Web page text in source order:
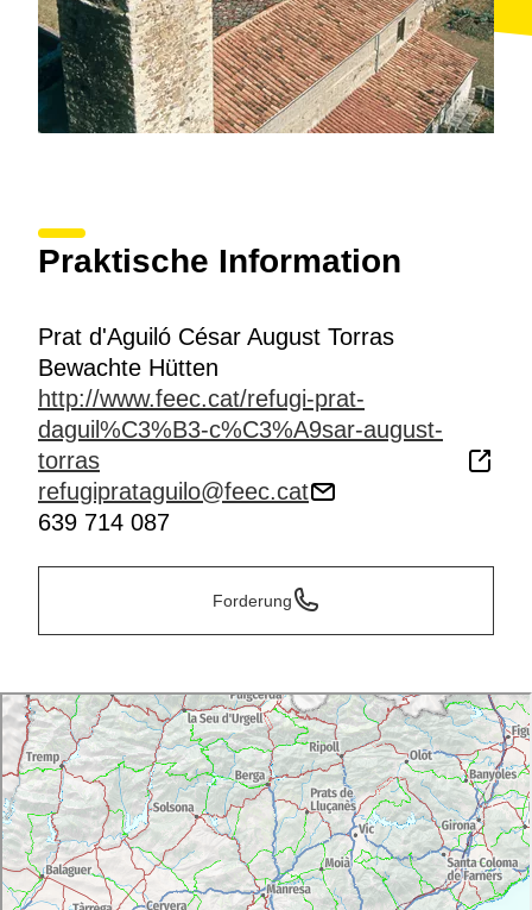
Praktische Information
Prat d'Aguiló César August Torras
Bewachte Hütten
http://www.feec.cat/refugi-prat-
daguil%C3%B3-c%C3%A9sar-august-
torras
refugiprataguilo@feec.cat
639 714 087
Forderung